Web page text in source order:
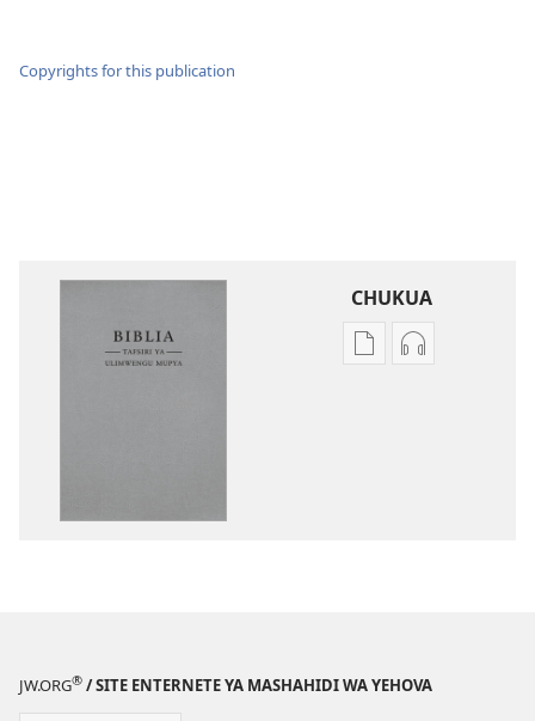
Copyrights for this publication
CHUKUA
Njia
Njia
JW.ORG® / SITE ENTERNETE YA MASHAHIDI WA YEHOVA